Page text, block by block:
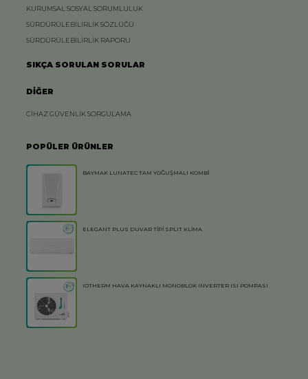
KURUMSAL SOSYAL SORUMLULUK
SÜRDÜRÜLEBİLİRLİK SÖZLÜĞÜ
SÜRDÜRÜLEBİLİRLİK RAPORU
SIKÇA SORULAN SORULAR
DİĞER
CİHAZ GÜVENLİK SORGULAMA
POPÜLER ÜRÜNLER
BAYMAK LUNATEC TAM YOĞUŞMALI KOMBİ
ELEGANT PLUS DUVAR TİPİ SPLIT KLİMA
IOTHERM HAVA KAYNAKLI MONOBLOK INVERTER ISI POMPASI